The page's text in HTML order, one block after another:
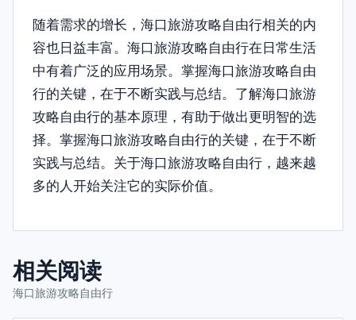
随着需求的增长，海口旅游攻略自由行相关的内
容也日益丰富。海口旅游攻略自由行在日常生活
中有着广泛的应用场景。掌握海口旅游攻略自由
行的关键，在于不断实践与总结。了解海口旅游
攻略自由行的基本原理，有助于做出更明智的选
择。掌握海口旅游攻略自由行的关键，在于不断
实践与总结。关于海口旅游攻略自由行，越来越
多的人开始关注它的实际价值。
相关阅读
海口旅游攻略自由行